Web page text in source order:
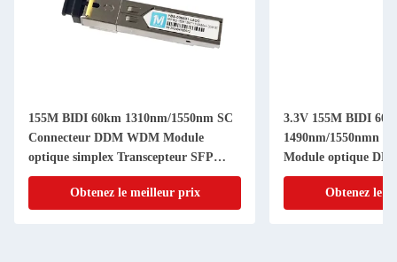
155M BIDI 60km 1310nm/1550nm SC
Connecteur DDM WDM Module
optique simplex Transcepteur SFP
Module pour les applications de
télécommunications
Obtenez le meilleur prix
3.3V 155M BIDI
1490nm/1550nmn
Module optique
Transcepteur
Obtenez le